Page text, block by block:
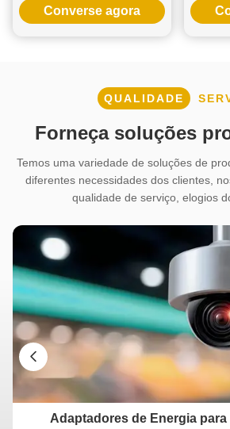
alternada e 3 anos de
Converse agora
3
QUALIDADE
Forneça soluções
Temos uma variedade de soluções de
diferentes necessidades dos clientes,
qualidade de serviço, elogios
Adaptadores de Energia para